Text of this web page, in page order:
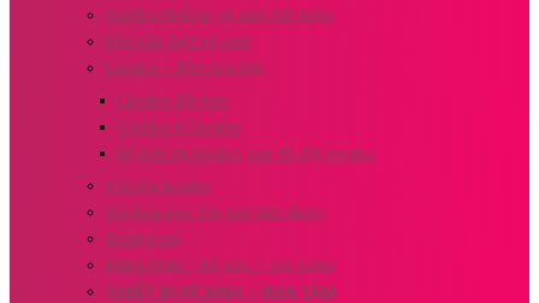
Combo thiết bị vệ sinh tiết kiệm
Bồn cầu, bệt vệ sinh
Lavabo – Bồn rửa mặt
Lavabo đặt bàn
Combo tủ lavabo
Bộ bàn đá lavabo, bàn đá đặt lavabo
Vòi rửa lavabo
Vòi hoa sen, Vòi sen tắm đứng
Gương soi
Máng khăn – kệ góc – Vòi toilet
THIẾT BỊ VỆ SINH – NHÀ TẮM